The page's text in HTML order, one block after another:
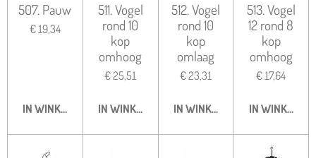
507. Pauw
€ 19,34
IN WINKELWAGEN
511. Vogel
rond 10
kop
omhoog
€ 25,51
IN WINKELWAGEN
512. Vogel
rond 10
kop
omlaag
€ 23,31
IN WINKELWAGEN
513. Vogel
12 rond 8
kop
omhoog
€ 17,64
IN